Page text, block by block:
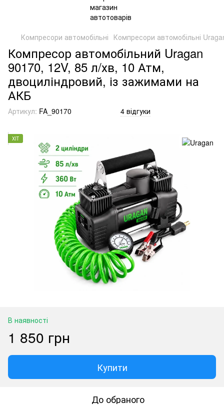
Компресори автомобільні Компресори автомобільні
Компресор автомобільний Uragan
90170, 12V, 85 л/хв, 10 Атм,
двоциліндровий, із зажимами на
АКБ
Артикул: FA_90170 4 відгуки
ХІТ
В наявності
1 850 грн
Купити
До обраного